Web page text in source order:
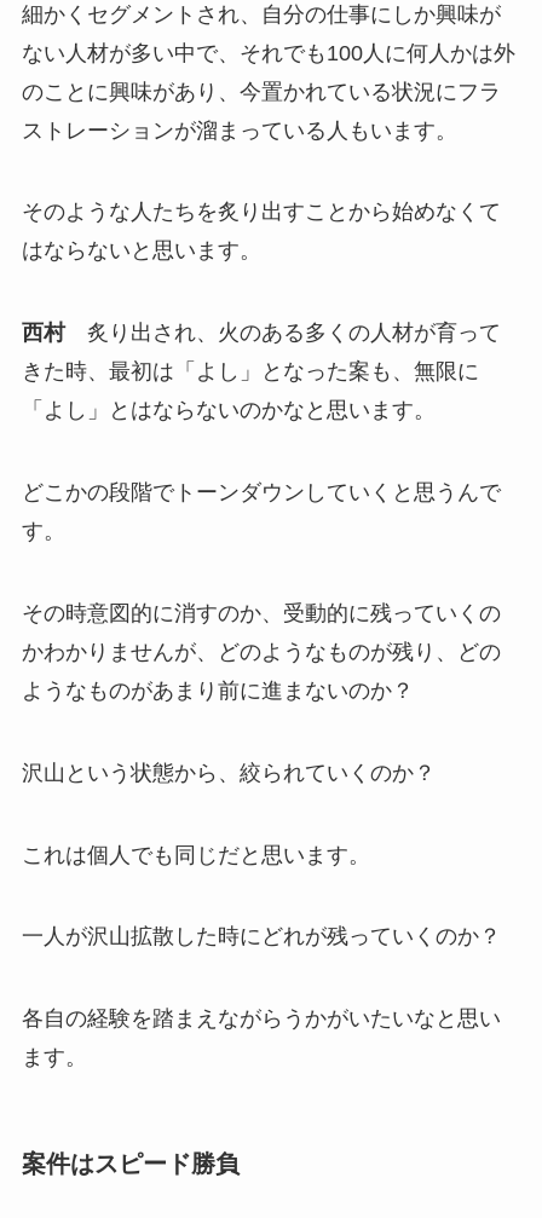
細かくセグメントされ、自分の仕事にしか興味が
ない人材が多い中で、それでも100人に何人かは外
のことに興味があり、今置かれている状況にフラ
ストレーションが溜まっている人もいます。
そのような人たちを炙り出すことから始めなくて
はならないと思います。
西村炙り出され、火のある多くの人材が育って
きた時、最初は「よし」となった案も、無限に
「よし」とはならないのかなと思います。
どこかの段階でトーンダウンしていくと思うんで
す。
その時意図的に消すのか、受動的に残っていくの
かわかりませんが、どのようなものが残り、どの
ようなものがあまり前に進まないのか？
沢山という状態から、絞られていくのか？
これは個人でも同じだと思います。
一人が沢山拡散した時にどれが残っていくのか？
各自の経験を踏まえながらうかがいたいなと思い
ます。
案件はスピード勝負